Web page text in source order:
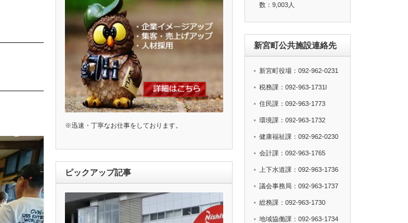
※迅速・丁寧なお仕事をしております。
ピックアップ記事
数：9,003人
新宮町公共施設連絡先
新宮町役場：092-962-0231
税務課：092-963-1731l
住民課：092-963-1773
環境課：092-963-1732
健康福祉課：092-962-0230
会計課：092-963-1765
上下水道課：092-963-1736
議会事務局：092-963-1737
総務課：092-963-1730
地域協働課：092-963-1734